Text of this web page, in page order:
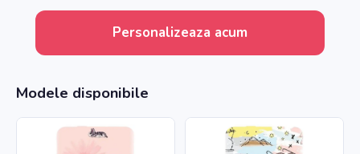
Personalizeaza acum
Modele disponibile